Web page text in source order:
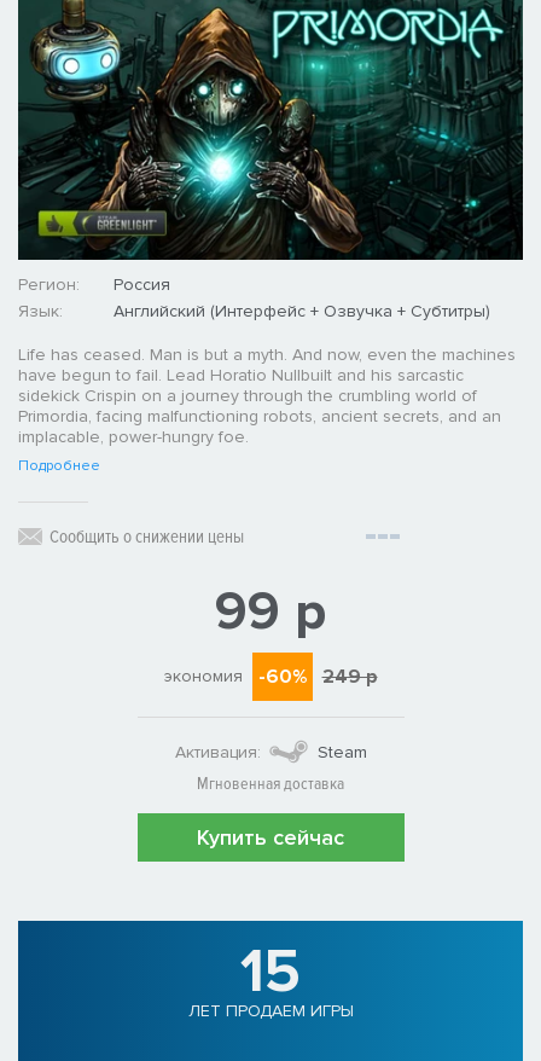
Регион:
Россия
Язык:
Английский (Интерфейс + Озвучка + Субтитры)
Life has ceased. Man is but a myth. And now, even the machines
have begun to fail. Lead Horatio Nullbuilt and his sarcastic
sidekick Crispin on a journey through the crumbling world of
Primordia, facing malfunctioning robots, ancient secrets, and an
implacable, power-hungry foe.
Подробнее
Сообщить о снижении цены
99 р
экономия -60% 249 р
Активация:
Steam
Мгновенная доставка
Купить сейчас
15
ЛЕТ ПРОДАЕМ ИГРЫ